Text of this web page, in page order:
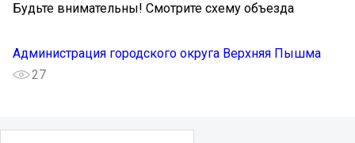
Будьте внимательны! Смотрите схему объезда
Администрация городского округа Верхняя Пышма
27